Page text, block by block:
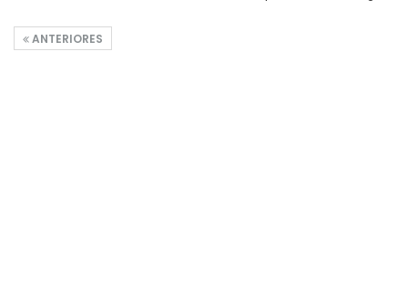
ANTERIORES